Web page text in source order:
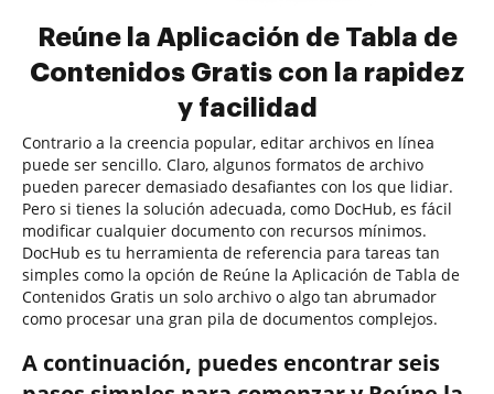
Reúne la Aplicación de Tabla de
Contenidos Gratis con la rapidez
y facilidad
Contrario a la creencia popular, editar archivos en línea
puede ser sencillo. Claro, algunos formatos de archivo
pueden parecer demasiado desafiantes con los que lidiar.
Pero si tienes la solución adecuada, como DocHub, es fácil
modificar cualquier documento con recursos mínimos.
DocHub es tu herramienta de referencia para tareas tan
simples como la opción de Reúne la Aplicación de Tabla de
Contenidos Gratis un solo archivo o algo tan abrumador
como procesar una gran pila de documentos complejos.
A continuación, puedes encontrar seis